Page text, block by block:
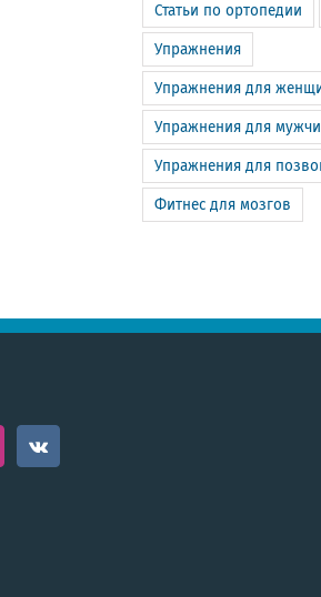
Статьи по ортопедии
Упражнения
Упражнения для
Упражнения для
Упражнения для
Фитнес для мозгов